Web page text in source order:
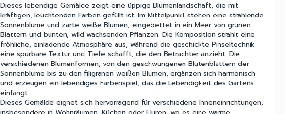
Dieses lebendige Gemälde zeigt eine üppige Blumenlandschaft, die mit
kräftigen, leuchtenden Farben gefüllt ist. Im Mittelpunkt stehen eine strahlende
Sonnenblume und zarte weiße Blumen, eingebettet in ein Meer von grünen
Blättern und bunten, wild wachsenden Pflanzen. Die Komposition strahlt eine
fröhliche, einladende Atmosphäre aus, während die geschickte Pinseltechnik
eine spürbare Textur und Tiefe schafft, die den Betrachter anzieht. Die
verschiedenen Blumenformen, von den geschwungenen Blütenblättern der
Sonnenblume bis zu den filigranen weißen Blumen, ergänzen sich harmonisch
und erzeugen ein lebendiges Farbenspiel, das die Lebendigkeit des Gartens
einfängt.
Dieses Gemälde eignet sich hervorragend für verschiedene Inneneinrichtungen,